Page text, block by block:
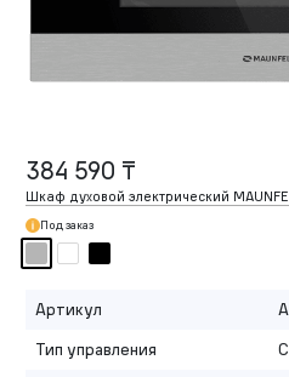
384 590 ₸
Шкаф духовой электрический
Под заказ
Артикул
Тип управления